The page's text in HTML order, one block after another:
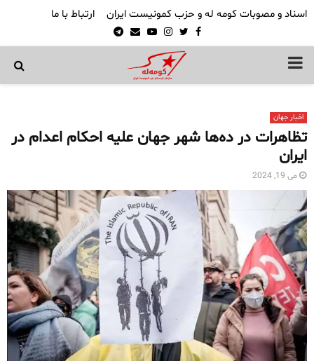
اسناد و مصوبات کومه له و حزب کمونیست ایران ارتباط با ما
Facebook
Twitter
Instagram
Youtube
Email
Telegram
PRIMARY
اخبار جهان
تظاهرات در ده‌ها شهر جهان علیه احکام اعدام در
ایران
می 19, 2024